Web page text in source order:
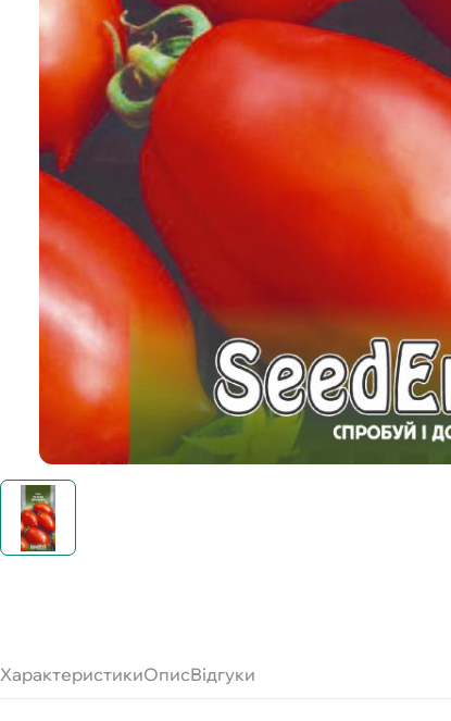
ХарактеристикиОписВідгуки